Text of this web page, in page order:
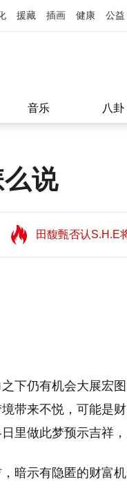
援藏 插画 健康 公益
音乐 八卦
说
田馥甄否认S.H.E
望11:08
田馥甄否认S.H.E
下仍有机会大展宏
带来不悦，可能是
里做此梦预示吉祥，
暗示有隐匿的财富